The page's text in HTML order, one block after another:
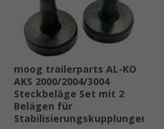
moog trailerparts AL-KO
AKS 2000/2004/3004
Steckbeläge Set mit 2
Belägen für
Stabilisierungskupplungen